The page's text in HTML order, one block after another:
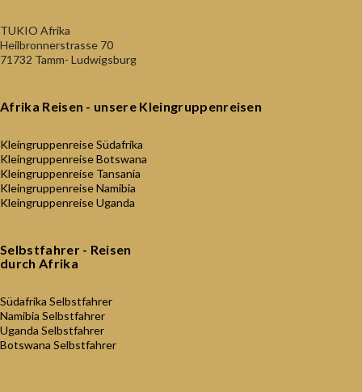
TUKIO Afrika
Heilbronnerstrasse 70
71732 Tamm- Ludwigsburg
Afrika Reisen - unsere Kleingruppenreisen
Kleingruppenreise Südafrika
Kleingruppenreise Botswana
Kleingruppenreise Tansania
Kleingruppenreise Namibia
Kleingruppenreise Uganda
Selbstfahrer - Reisen
durch Afrika
Südafrika Selbstfahrer
Namibia Selbstfahrer
Uganda Selbstfahrer
Botswana Selbstfahrer